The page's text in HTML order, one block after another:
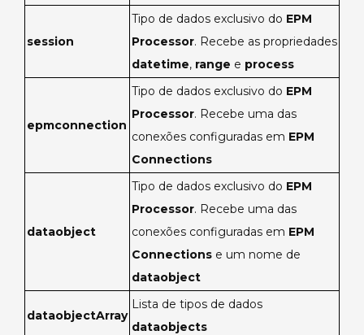
session
Tipo de dados exclusivo do EPM
Processor. Recebe as propriedades
datetime, range e process
epmconnection
Tipo de dados exclusivo do EPM
Processor. Recebe uma das
conexões configuradas em EPM
Connections
dataobject
Tipo de dados exclusivo do EPM
Processor. Recebe uma das
conexões configuradas em EPM
Connections e um nome de
dataobject
dataobjectArray
Lista de tipos de dados
dataobjects